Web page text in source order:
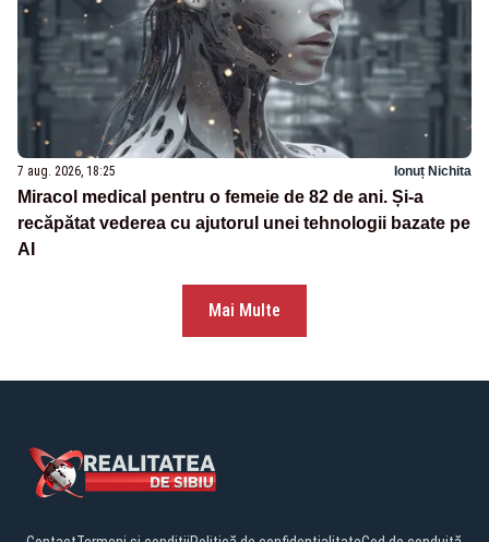
7 aug. 2026, 18:25 Ionuț Nichita
Miracol medical pentru o femeie de 82 de ani. Și-a
recăpătat vederea cu ajutorul unei tehnologii bazate pe
AI
Mai Multe